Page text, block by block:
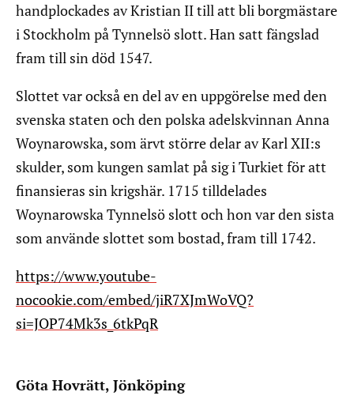
handplockades av Kristian II till att bli borgmästare
i Stockholm på Tynnelsö slott. Han satt fängslad
fram till sin död 1547.
Slottet var också en del av en uppgörelse med den
svenska staten och den polska adelskvinnan Anna
Woynarowska, som ärvt större delar av Karl XII:s
skulder, som kungen samlat på sig i Turkiet för att
finansieras sin krigshär. 1715 tilldelades
Woynarowska Tynnelsö slott och hon var den sista
som använde slottet som bostad, fram till 1742.
https://www.youtube-
nocookie.com/embed/jiR7XJmWoVQ?
si=JOP74Mk3s_6tkPqR
Göta Hovrätt, Jönköping